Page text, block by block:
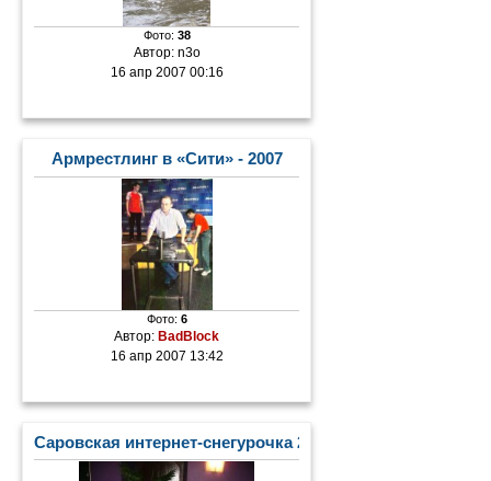
Фото: 38
Автор: n3o
16 апр 2007 00:16
Армрестлинг в «Сити» - 2007
Фото: 6
Автор:BadBlock
16 апр 2007 13:42
Саровская интернет-снегурочка 2008